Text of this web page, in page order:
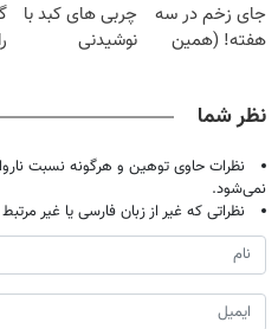
جای زخم در سه
هفته! (همین
چربی های کبد با
نوشیدنی
نظر شما
نظرات حاوی توهین و هرگونه نسبت
نمی‌شود.
نظراتی که غیر از زبان فارسی یا غیر